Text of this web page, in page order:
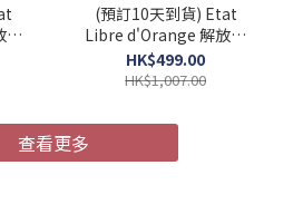
橘
(預訂10天到貨) Etat
Libre d'Orange 解放橘
郡 像你的人 中性濃香水
100ml (簡裝) (Barcode:
HK$499.00
HK$1,007.00
查看更多